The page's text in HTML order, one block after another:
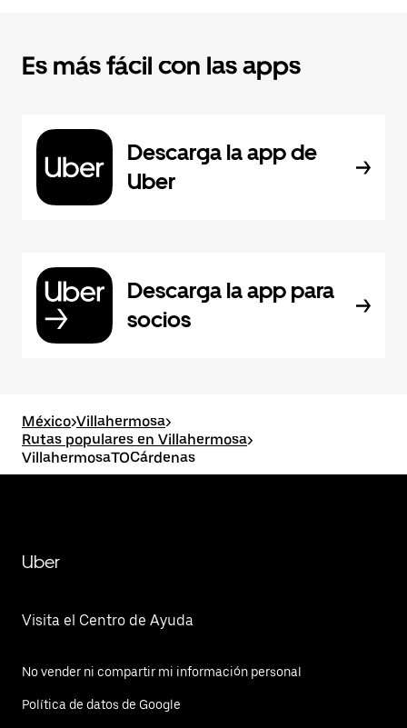
Es más fácil con las apps
Descarga la app de
Uber
Descarga la app para
socios
México>Villahermosa>
Rutas populares en Villahermosa>
VillahermosaTOCárdenas
Uber
Visita el Centro de Ayuda
No vender ni compartir mi información personal
Política de datos de Google